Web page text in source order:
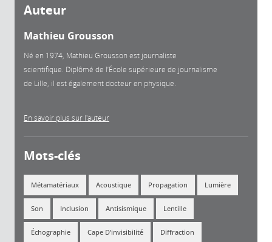
Auteur
Mathieu Grousson
Né en 1974, Mathieu Grousson est journaliste
scientifique. Diplômé de l’École supérieure de journalisme
de Lille, il est également docteur en physique.
En savoir plus sur l'auteur
Mots-clés
Métamatériaux Acoustique Propagation Lumière
Son Inclusion Antisismique Lentille
Échographie Cape D’invisibilité Diffraction